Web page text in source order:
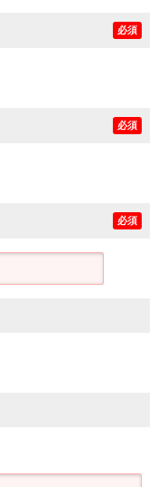
必須
必須
必須